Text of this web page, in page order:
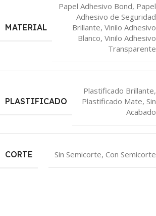
MATERIAL
Papel Adhesivo Bond, Papel
Adhesivo de Seguridad
Brillante, Vinilo Adhesivo
Blanco, Vinilo Adhesivo
Transparente
PLASTIFICADO
Plastificado Brillante,
Plastificado Mate, Sin
Acabado
CORTE Sin Semicorte, Con Semicorte